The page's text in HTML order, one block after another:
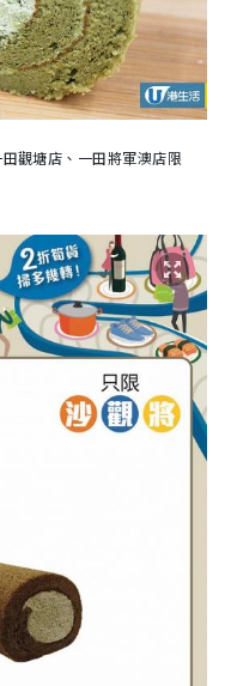
觀塘店、一田將軍澳店限